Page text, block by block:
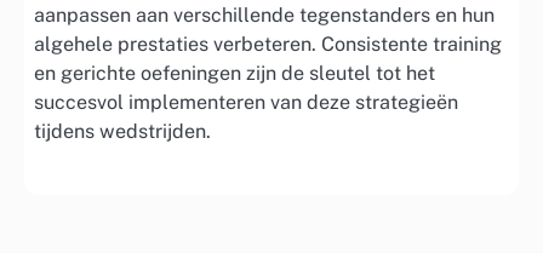
aanpassen aan verschillende tegenstanders en hun
algehele prestaties verbeteren. Consistente training
en gerichte oefeningen zijn de sleutel tot het
succesvol implementeren van deze strategieën
tijdens wedstrijden.